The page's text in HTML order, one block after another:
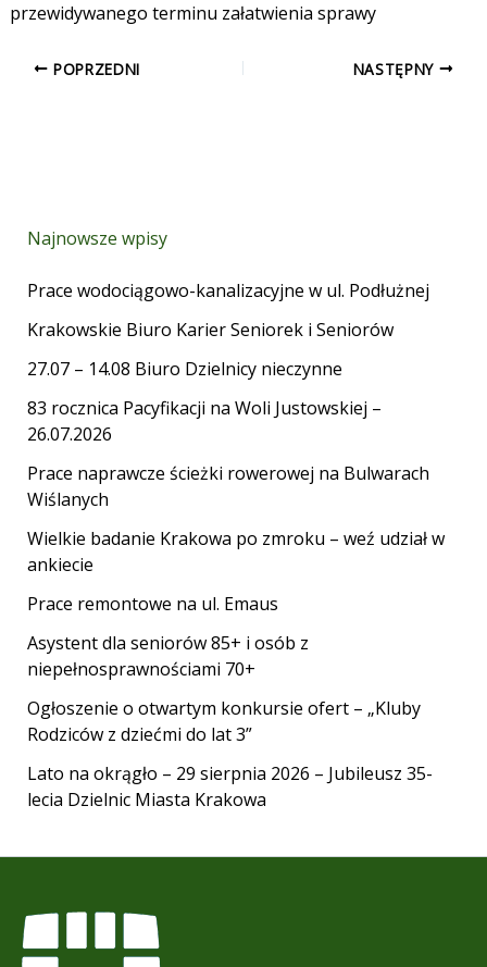
przewidywanego terminu załatwienia sprawy
POPRZEDNI NASTĘPNY
Najnowsze wpisy
Prace wodociągowo-kanalizacyjne w ul. Podłużnej
Krakowskie Biuro Karier Seniorek i Seniorów
27.07 – 14.08 Biuro Dzielnicy nieczynne
83 rocznica Pacyfikacji na Woli Justowskiej –
26.07.2026
Prace naprawcze ścieżki rowerowej na Bulwarach
Wiślanych
Wielkie badanie Krakowa po zmroku – weź udział w
ankiecie
Prace remontowe na ul. Emaus
Asystent dla seniorów 85+ i osób z
niepełnosprawnościami 70+
Ogłoszenie o otwartym konkursie ofert – „Kluby
Rodziców z dziećmi do lat 3”
Lato na okrągło – 29 sierpnia 2026 – Jubileusz 35-
lecia Dzielnic Miasta Krakowa